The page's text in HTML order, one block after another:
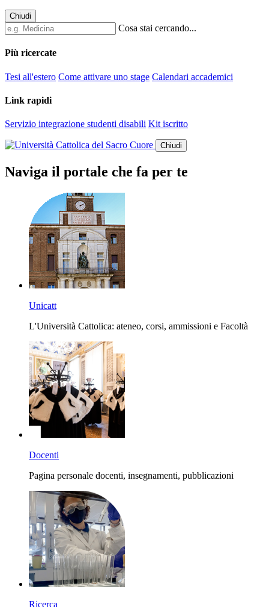
Chiudi
Cosa stai cercando...
Più ricercate
Tesi all'estero Come attivare uno stage Calendari accademici
Link rapidi
Servizio integrazione studenti disabili Kit iscritto
Chiudi
Naviga il portale che fa per te
Unicatt
L'Università Cattolica: ateneo, corsi, ammissioni e Facoltà
Docenti
Pagina personale docenti, insegnamenti, pubblicazioni
Ricerca